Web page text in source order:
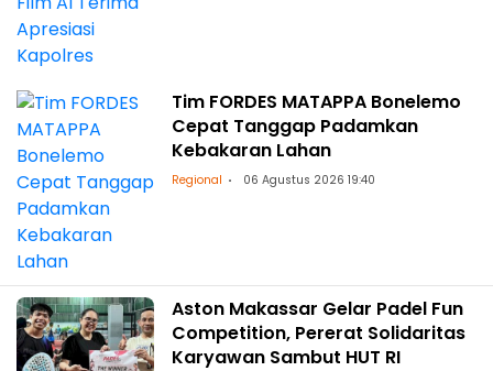
Tim FORDES MATAPPA Bonelemo
Cepat Tanggap Padamkan
Kebakaran Lahan
Regional 06 Agustus 2026 19:40
Aston Makassar Gelar Padel Fun
Competition, Pererat Solidaritas
Karyawan Sambut HUT RI